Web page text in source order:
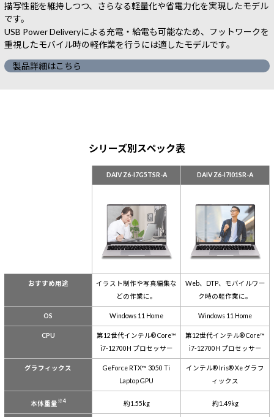
描写性能を維持しつつ、さらなる軽量化や省電力化を実現したモデル
です。
USB Power Deliveryによる充電・給電も可能なため、フットワークを
重視したモバイル時の軽作業を行うには適したモデルです。
製品詳細はこちら
シリーズ別スペック表
DAIV Z6-I7G5TSR-A DAIV Z6-I7I01SR-A
おすすめ用途
イラスト制作や写真編集な
どの作業に。
Web、DTP、モバイルワー
ク時の軽作業に。
OS Windows 11 Home Windows 11 Home
CPU
第12世代インテル® Core™
i7-12700H プロセッサー
第12世代インテル® Core™
i7-12700H プロセッサー
グラフィックス
GeForce RTX™ 3050 Ti
Laptop GPU
インテル® Iris® Xe グラフ
ィックス
本体重量※4 約1.55kg 約1.49kg